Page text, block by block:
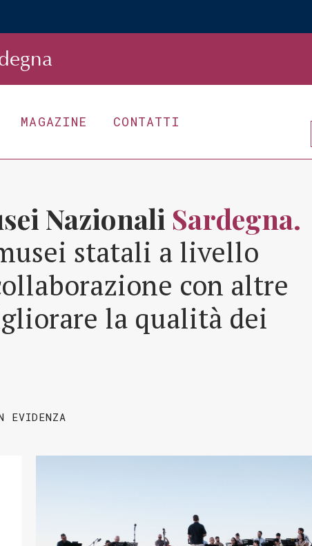
MAGAZINE CONTATTI
Nazionali Sardegna.
statali a livello
con altre
la qualità dei
EVIDENZA